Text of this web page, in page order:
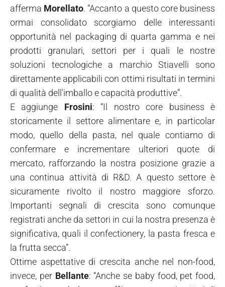
afferma Morellato. “Accanto a questo core business
ormai consolidato scorgiamo delle interessanti
opportunità nel packaging di quarta gamma e nei
prodotti granulari, settori per i quali le nostre
soluzioni tecnologiche a marchio Stiavelli sono
direttamente applicabili con ottimi risultati in termini
di qualità dell'imballo e capacità produttive”.
E aggiunge Frosini: “Il nostro core business è
storicamente il settore alimentare e, in particolar
modo, quello della pasta, nel quale contiamo di
confermare e incrementare ulteriori quote di
mercato, rafforzando la nostra posizione grazie a
una continua attività di R&D. A questo settore è
sicuramente rivolto il nostro maggiore sforzo.
Importanti segnali di crescita sono comunque
registrati anche da settori in cui la nostra presenza è
significativa, quali il confectionery, la pasta fresca e
la frutta secca”.
Ottime aspettative di crescita anche nel non-food,
invece, per Bellante: “Anche se baby food, pet food,